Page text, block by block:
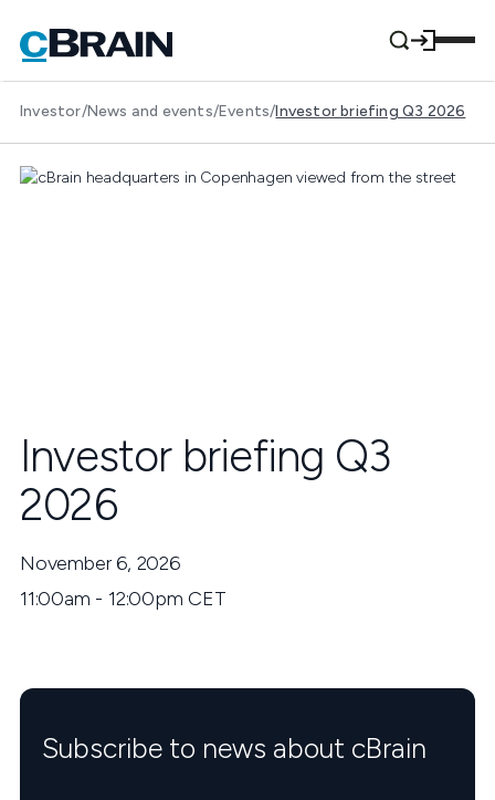
Investor/News and events/Events/Investor briefing Q3 2026
Investor briefing Q3
2026
November 6, 2026
11:00am - 12:00pm CET
Subscribe to news about cBrain